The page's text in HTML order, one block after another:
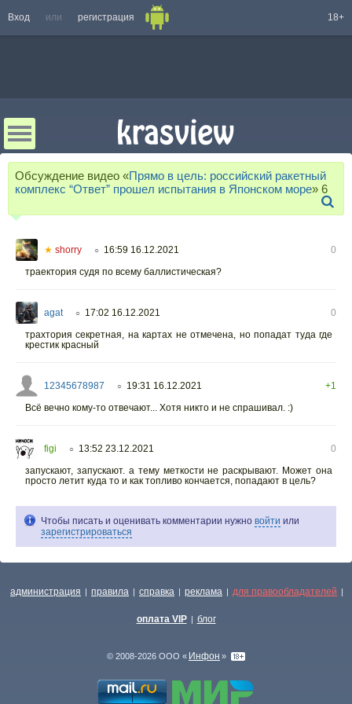
Вход или регистрация 18+
Обсуждение видео «Прямо в цель: российский ракетный
комплекс “Ответ” прошел испытания в Японском море» 6
★ shorry ○ 16:59 16.12.2021
0
траектория судя по всему баллистическая?
agat ○ 17:02 16.12.2021
0
трахтория секретная, на картах не отмечена, но попадат туда где
крестик красный
12345678987 ○ 19:31 16.12.2021
+1
Всё вечно кому-то отвечают... Хотя никто и не спрашивал. :)
figi ○ 13:52 23.12.2021
0
запускают, запускают. а тему меткости не раскрывают. Может она
просто летит куда то и как топливо кончается, попадают в цель?
Чтобы писать и оценивать комментарии нужно войти или
зарегистрироваться
администрация | правила | справка | реклама | для правообладателей |
оплата VIP | блог
© 2008-2026 ООО « Инфон »